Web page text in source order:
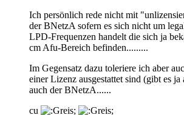
Ich persönlich rede nicht mit
der BNetzA sofern es sich nicht um
LPD-Frequenzen handelt die sich ja
cm Afu-Bereich befinden.........
Im Gegensatz dazu toleriere ich aber
einer Lizenz ausgestattet sind (gibt es ja
auch der BNetzA......
cu